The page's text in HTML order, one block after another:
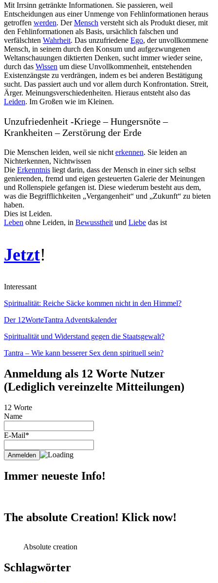
Mit Irrsinn getränkte Informationen. Sie passieren, weil
Entscheidungen aus einer Unmenge von Fehlinformationen heraus
getroffen werden. DerMensch versteht sich als Produkt dieser, mit
den Fehlinformationen als Basis, ursächlich falschen und
verfälschten Wahrheit. Das unzufriedene Ego, der unvollkommene
Mensch, in seinem durch den Konsum und aufgezwungenen
Weltanschauungen diktierten Denken, sucht immer wieder seine,
durch das Wissen um diese Unvollkommenheit, entstehenden
Existenzängste zu verdrängen, indem es bei anderen Bestätigung
sucht. Das passiert auch und vor allem durch Konfrontation. Streit,
Ärger. Meinungsverschiedenheiten. Hieraus entsteht also das
Leiden. Im Großen wie im Kleinen.
Unzufriedenheit -Kriege – Hungersnöte –
Krankheiten – Zerstörung der Erde
Die Menschen leiden, weil sie nicht erkennen. Sie leiden an
Nichterkennen, Nichtwissen
Die Erkenntnis liegt darin, dass der Mensch in einer sich selbst
genierenden, fremd und eigen gesteuerten Galerie der Meinungen
und Rollenspiele gefangen ist. Diese wiederum besteht aus dem,
was die Begrifflichkeiten „Vergangenheit“ und „Zukunft“ zu bieten
haben.
Dies ist Leiden.
Leben ohne Leiden, in Bewusstheit und Liebe das ist
Jetzt!
Interessant
Spiritualität: Reiche Säcke kommen nicht in den Himmel?
Der 12WorteTantra Adventskalender
Spiritualität und Widerstand gegen die Staatsgewalt?
Tantra – Wie kann besserer Sex denn spirituell sein?
Anmeldung als 12 Worte Nutzer
(Lediglich vereinzelte Mitteilungen)
12 Worte
Name
E-Mail*
Immer neueste Info!
The absolute Creation! Klick now!
Absolute creation
Schlagwörter